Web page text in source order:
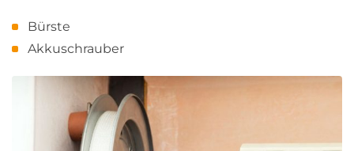
Bürste
Akkuschrauber